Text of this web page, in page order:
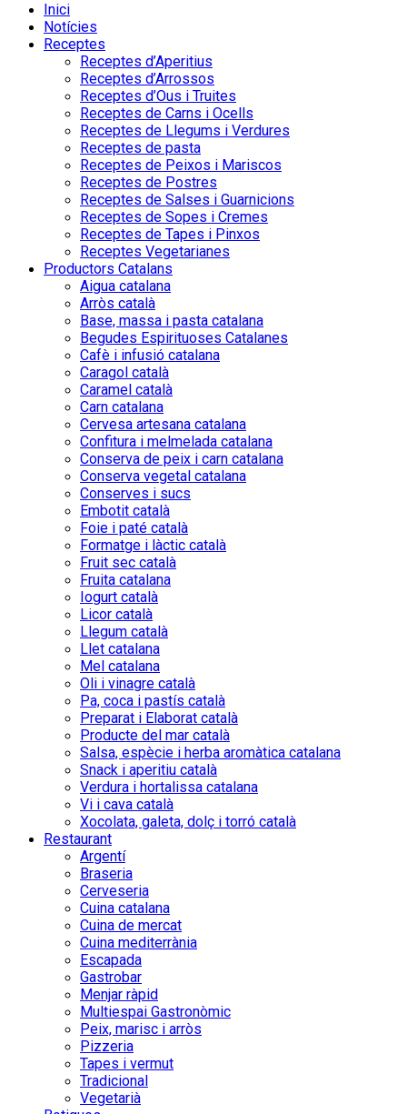
Inici
Notícies
Receptes
Receptes d’Aperitius
Receptes d’Arrossos
Receptes d’Ous i Truites
Receptes de Carns i Ocells
Receptes de Llegums i Verdures
Receptes de pasta
Receptes de Peixos i Mariscos
Receptes de Postres
Receptes de Salses i Guarnicions
Receptes de Sopes i Cremes
Receptes de Tapes i Pinxos
Receptes Vegetarianes
Productors Catalans
Aigua catalana
Arròs català
Base, massa i pasta catalana
Begudes Espirituoses Catalanes
Cafè i infusió catalana
Caragol català
Caramel català
Carn catalana
Cervesa artesana catalana
Confitura i melmelada catalana
Conserva de peix i carn catalana
Conserva vegetal catalana
Conserves i sucs
Embotit català
Foie i paté català
Formatge i làctic català
Fruit sec català
Fruita catalana
Iogurt català
Licor català
Llegum català
Llet catalana
Mel catalana
Oli i vinagre català
Pa, coca i pastís català
Preparat i Elaborat català
Producte del mar català
Salsa, espècie i herba aromàtica catalana
Snack i aperitiu català
Verdura i hortalissa catalana
Vi i cava català
Xocolata, galeta, dolç i torró català
Restaurant
Argentí
Braseria
Cerveseria
Cuina catalana
Cuina de mercat
Cuina mediterrània
Escapada
Gastrobar
Menjar ràpid
Multiespai Gastronòmic
Peix, marisc i arròs
Pizzeria
Tapes i vermut
Tradicional
Vegetarià